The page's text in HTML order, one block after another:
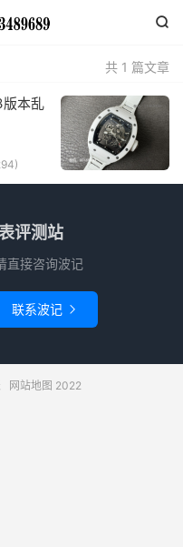

共 1 篇文章
本乱
评测站
直接咨询波记
联系波记 
网站地图 2022